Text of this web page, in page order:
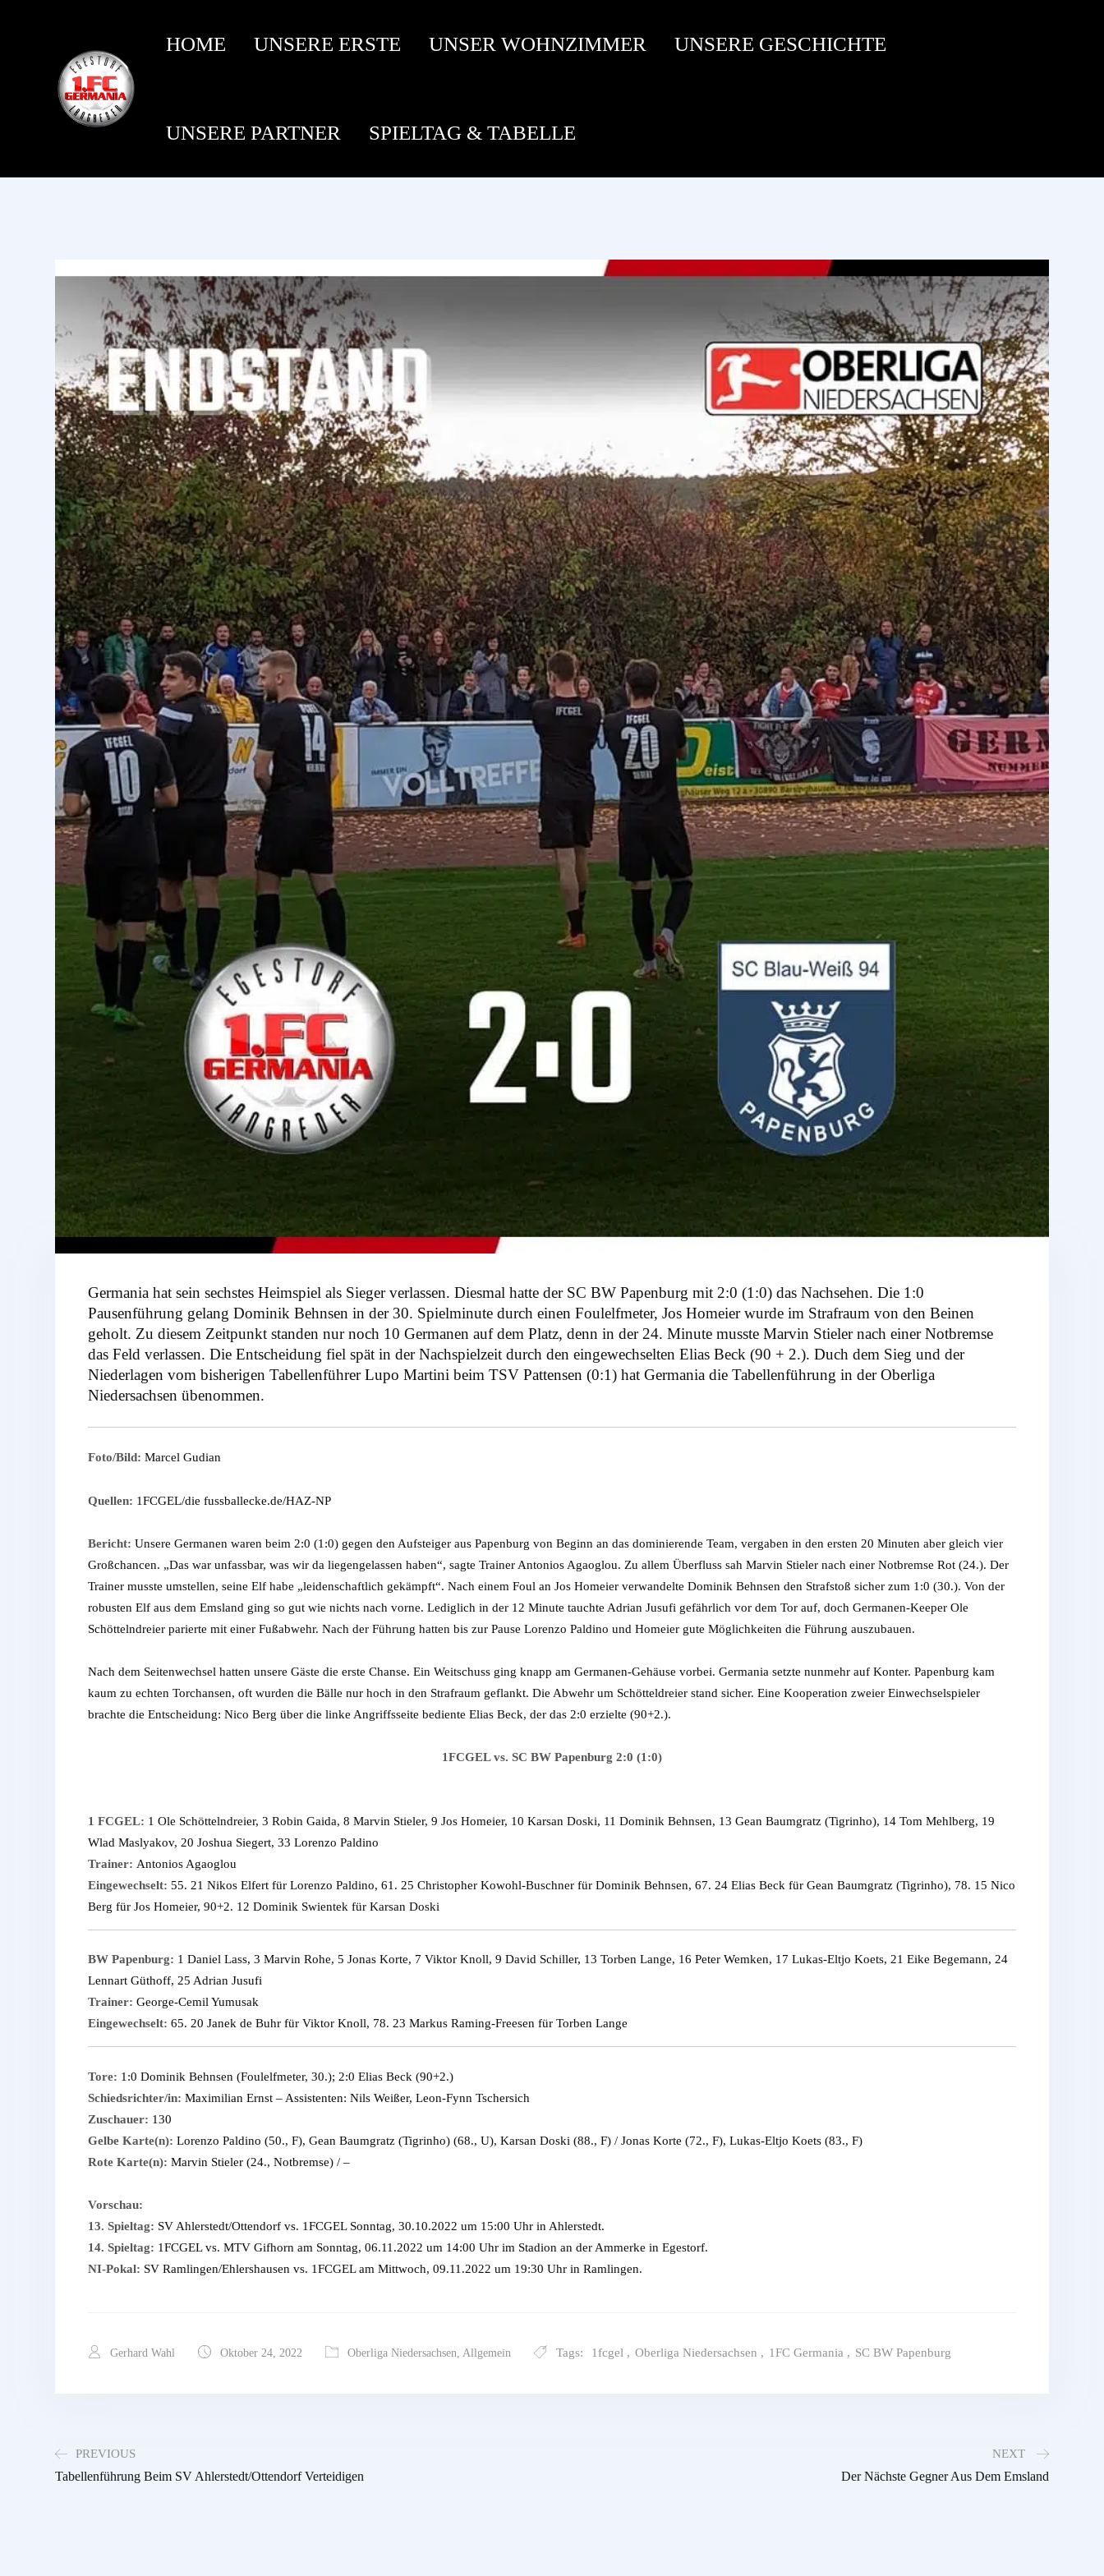
HOME UNSERE ERSTE UNSER WOHNZIMMER UNSERE GESCHICHTE
UNSERE PARTNER SPIELTAG & TABELLE
Germania hat sein sechstes Heimspiel als Sieger verlassen. Diesmal hatte der SC BW Papenburg mit 2:0 (1:0) das Nachsehen. Die 1:0
Pausenführung gelang Dominik Behnsen in der 30. Spielminute durch einen Foulelfmeter, Jos Homeier wurde im Strafraum von den Beinen
geholt. Zu diesem Zeitpunkt standen nur noch 10 Germanen auf dem Platz, denn in der 24. Minute musste Marvin Stieler nach einer Notbremse
das Feld verlassen. Die Entscheidung fiel spät in der Nachspielzeit durch den eingewechselten Elias Beck (90 + 2.). Duch dem Sieg und der
Niederlagen vom bisherigen Tabellenführer Lupo Martini beim TSV Pattensen (0:1) hat Germania die Tabellenführung in der Oberliga
Niedersachsen übenommen.
Foto/Bild: Marcel Gudian
Quellen: 1FCGEL/die fussballecke.de/HAZ-NP
Bericht: Unsere Germanen waren beim 2:0 (1:0) gegen den Aufsteiger aus Papenburg von Beginn an das dominierende Team, vergaben in den ersten 20 Minuten aber gleich vier
Großchancen. „Das war unfassbar, was wir da liegengelassen haben“, sagte Trainer Antonios Agaoglou. Zu allem Überfluss sah Marvin Stieler nach einer Notbremse Rot (24.). Der
Trainer musste umstellen, seine Elf habe „leidenschaftlich gekämpft“. Nach einem Foul an Jos Homeier verwandelte Dominik Behnsen den Strafstoß sicher zum 1:0 (30.). Von der
robusten Elf aus dem Emsland ging so gut wie nichts nach vorne. Lediglich in der 12 Minute tauchte Adrian Jusufi gefährlich vor dem Tor auf, doch Germanen-Keeper Ole
Schöttelndreier parierte mit einer Fußabwehr. Nach der Führung hatten bis zur Pause Lorenzo Paldino und Homeier gute Möglichkeiten die Führung auszubauen.
Nach dem Seitenwechsel hatten unsere Gäste die erste Chanse. Ein Weitschuss ging knapp am Germanen-Gehäuse vorbei. Germania setzte nunmehr auf Konter. Papenburg kam
kaum zu echten Torchansen, oft wurden die Bälle nur hoch in den Strafraum geflankt. Die Abwehr um Schötteldreier stand sicher. Eine Kooperation zweier Einwechselspieler
brachte die Entscheidung: Nico Berg über die linke Angriffsseite bediente Elias Beck, der das 2:0 erzielte (90+2.).
1FCGEL vs. SC BW Papenburg 2:0 (1:0)
1 FCGEL: 1 Ole Schöttelndreier, 3 Robin Gaida, 8 Marvin Stieler, 9 Jos Homeier, 10 Karsan Doski, 11 Dominik Behnsen, 13 Gean Baumgratz (Tigrinho), 14 Tom Mehlberg, 19
Wlad Maslyakov, 20 Joshua Siegert, 33 Lorenzo Paldino
Trainer: Antonios Agaoglou
Eingewechselt: 55. 21 Nikos Elfert für Lorenzo Paldino, 61. 25 Christopher Kowohl-Buschner für Dominik Behnsen, 67. 24 Elias Beck für Gean Baumgratz (Tigrinho), 78. 15 Nico
Berg für Jos Homeier, 90+2. 12 Dominik Swientek für Karsan Doski
BW Papenburg: 1 Daniel Lass, 3 Marvin Rohe, 5 Jonas Korte, 7 Viktor Knoll, 9 David Schiller, 13 Torben Lange, 16 Peter Wemken, 17 Lukas-Eltjo Koets, 21 Eike Begemann, 24
Lennart Güthoff, 25 Adrian Jusufi
Trainer: George-Cemil Yumusak
Eingewechselt: 65. 20 Janek de Buhr für Viktor Knoll, 78. 23 Markus Raming-Freesen für Torben Lange
Tore: 1:0 Dominik Behnsen (Foulelfmeter, 30.); 2:0 Elias Beck (90+2.)
Schiedsrichter/in: Maximilian Ernst – Assistenten: Nils Weißer, Leon-Fynn Tschersich
Zuschauer: 130
Gelbe Karte(n): Lorenzo Paldino (50., F), Gean Baumgratz (Tigrinho) (68., U), Karsan Doski (88., F) / Jonas Korte (72., F), Lukas-Eltjo Koets (83., F)
Rote Karte(n): Marvin Stieler (24., Notbremse) / –
Vorschau:
13. Spieltag: SV Ahlerstedt/Ottendorf vs. 1FCGEL Sonntag, 30.10.2022 um 15:00 Uhr in Ahlerstedt.
14. Spieltag: 1FCGEL vs. MTV Gifhorn am Sonntag, 06.11.2022 um 14:00 Uhr im Stadion an der Ammerke in Egestorf.
NI-Pokal: SV Ramlingen/Ehlershausen vs. 1FCGEL am Mittwoch, 09.11.2022 um 19:30 Uhr in Ramlingen.
Gerhard Wahl Oktober 24, 2022 Oberliga Niedersachsen Allgemein Tags: 1fcgel , Oberliga Niedersachsen , 1FC Germania , SC BW Papenburg
PREVIOUS
Tabellenführung Beim SV Ahlerstedt/Ottendorf Verteidigen
NEXT
Der Nächste Gegner Aus Dem Emsland